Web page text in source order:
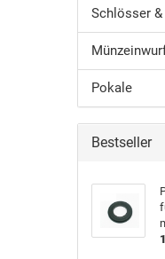
Schlösser &
Pokale
Bestseller